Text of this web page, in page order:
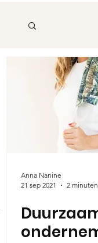
Anna Nanine
21 sep 2021
2